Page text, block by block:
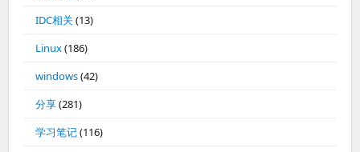
IDC相关(13)
Linux(186)
windows(42)
分享(281)
学习笔记(116)